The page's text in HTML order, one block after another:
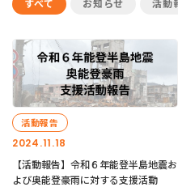
すべて お知らせ 活動
2024.11.18
活動報告
【活動報告】令和６年能登半島地震お
よび奥能登豪雨に対する支援活動